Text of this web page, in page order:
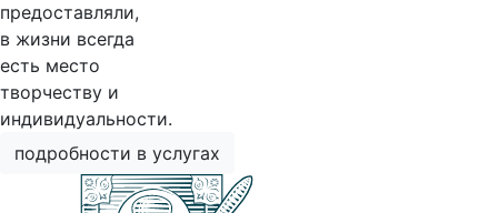
предоставляли,
в жизни всегда
есть место
творчеству и
индивидуальности.
подробности в услугах